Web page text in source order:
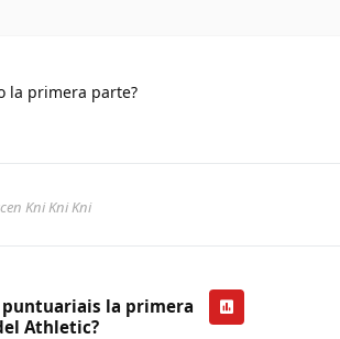
la primera parte?
Kni Kni Kni
puntuariais la primera
Athletic?